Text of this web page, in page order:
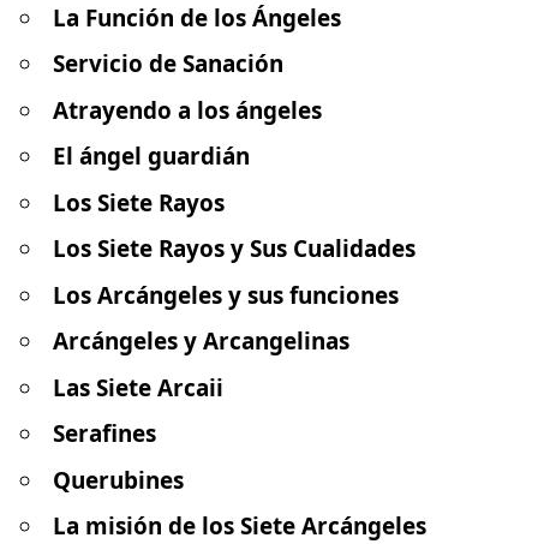
La Función de los Ángeles
Servicio de Sanación
Atrayendo a los ángeles
El ángel guardián
Los Siete Rayos
Los Siete Rayos y Sus Cualidades
Los Arcángeles y sus funciones
Arcángeles y Arcangelinas
Las Siete Arcaii
Serafines
Querubines
La misión de los Siete Arcángeles